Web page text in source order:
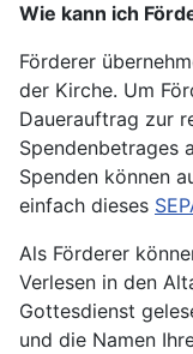
Wie kann ich
Förderer
der Kirche. Um
Dauerauftrag zur
Spendenbetrages
Spenden können
einfach dieses
Als Förderer
Verlesen in den
Gottesdienst
und die Namen